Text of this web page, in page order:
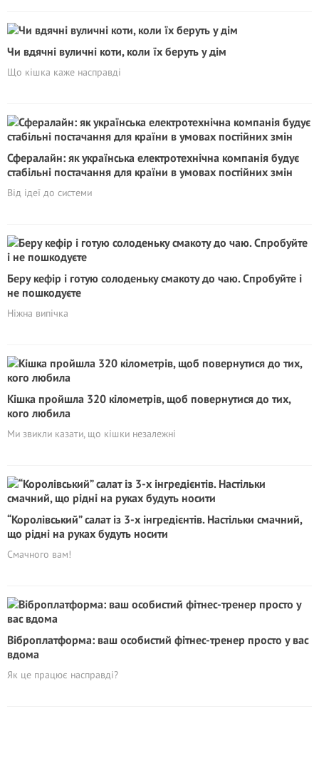
Чи вдячні вуличні коти, коли їх беруть у дім
Що кішка каже насправді
Сфералайн: як українська електротехнічна компанія будує
стабільні постачання для країни в умовах постійних змін
Від ідеї до системи
Беру кефір і готую солоденьку смакоту до чаю. Спробуйте і
не пошкодуєте
Ніжна випічка
Кішка пройшла 320 кілометрів, щоб повернутися до тих,
кого любила
Ми звикли казати, що кішки незалежні
“Королівський” салат із 3-х інгредієнтів. Настільки смачний,
що рідні на руках будуть носити
Смачного вам!
Віброплатформа: ваш особистий фітнес-тренер просто у вас
вдома
Як це працює насправді?